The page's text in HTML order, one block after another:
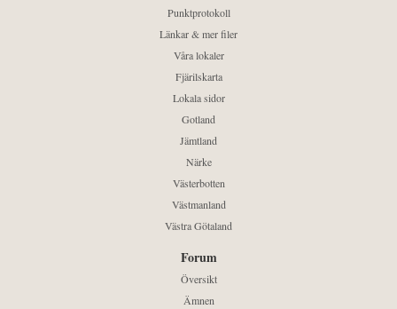
Punktprotokoll
Länkar & mer filer
Våra lokaler
Fjärilskarta
Lokala sidor
Gotland
Jämtland
Närke
Västerbotten
Västmanland
Västra Götaland
Forum
Översikt
Ämnen